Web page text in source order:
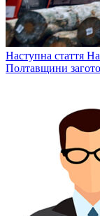
Наступна стаття На
Полтавщини